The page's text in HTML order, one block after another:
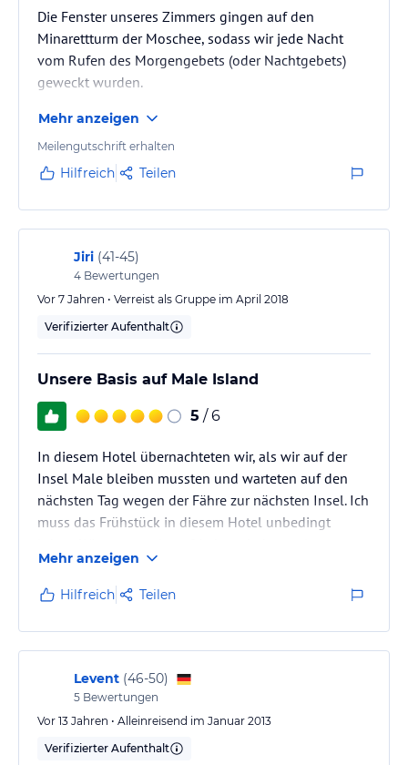
Die Fenster unseres Zimmers gingen auf den
Minarettturm der Moschee, sodass wir jede Nacht
vom Rufen des Morgengebets (oder Nachtgebets)
geweckt wurden.
Mehr anzeigen
Meilengutschrift erhalten
Hilfreich Teilen
Jiri (41-45)
4 Bewertungen
Vor 7 Jahren • Verreist als Gruppe im April 2018
Verifizierter Aufenthalt
Unsere Basis auf Male Island
5 / 6
In diesem Hotel übernachteten wir, als wir auf der
Insel Male bleiben mussten und warteten auf den
nächsten Tag wegen der Fähre zur nächsten Insel. Ich
muss das Frühstück in diesem Hotel unbedingt
Zimmer in der 9. Etage kostenlos zu haben. Das Hotel
liegt auf halber Strecke zwischen der Fähre zum
Flughafen und der Fährstation zu den Inseln. Wir
versuchten ein anderes Hotel in Male, aber wir waren
froh, nach Marble zurückzukehren.
Mehr anzeigen
Hilfreich Teilen
Levent (46-50)
5 Bewertungen
Vor 13 Jahren • Alleinreisend im Januar 2013
Verifizierter Aufenthalt